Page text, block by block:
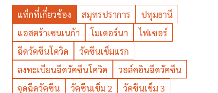
แท็กที่เกี่ยวข้อง สมุทรปราการ
ปทุมธานี
แอสตร้าเซนเนก้า
โมเดอร์นา
ไฟเซอร์
ฉีดวัคซีนโควิด
วัคซีนเข็มแรก
ลงทะเบียนฉีดวัคซีนโควิด
วอล์คอินฉีดวัคซีน
จุดฉีดวัคซีน
วัคซีนเข็ม 2
วัคซีนเข็ม 3